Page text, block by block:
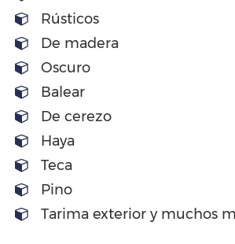
Rústicos
De madera
Oscuro
Balear
De cerezo
Haya
Teca
Pino
Tarima exterior y muchos